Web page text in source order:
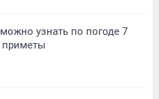
узнать по погоде 7
приметы